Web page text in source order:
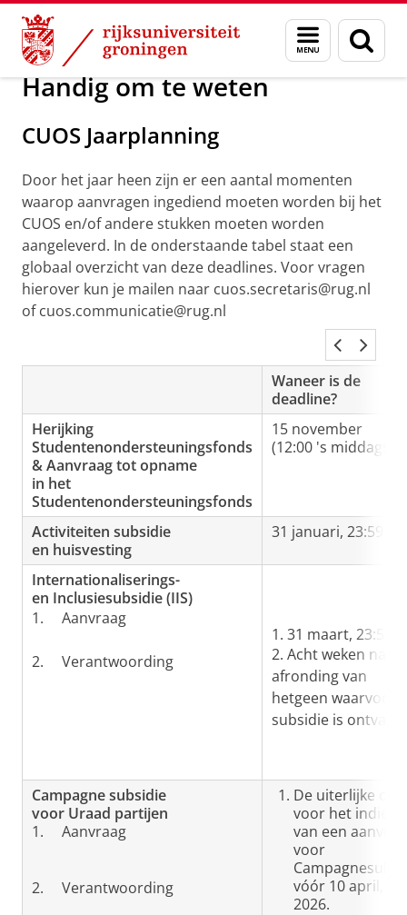
Skip
Content
Skip
Navigation
Menu
en
zoeken
Over ons CUOS
Handig om te weten
CUOS Jaarplanning
Door het jaar heen zijn er een aantal momenten
waarop aanvragen ingediend moeten worden bij het
CUOS en/of andere stukken moeten worden
aangeleverd. In de onderstaande tabel staat een
globaal overzicht van deze deadlines. Voor vragen
hierover kun je mailen naar cuos.secretaris@rug.nl
of cuos.communicatie@rug.nl
Waneer is de
deadline?
Herijking
Studentenondersteuningsfonds
& Aanvraag tot opname
in het
Studentenondersteuningsfonds
15 november
(12:00 's middags)
Activiteiten subsidie
en huisvesting
31 januari, 23:59
Internationaliserings-
en Inclusiesubsidie (IIS)
1. Aanvraag
2. Verantwoording
1. 31 maart, 23:59
2. Acht weken na
afronding van
hetgeen waarvoor
subsidie is
Campagne subsidie
voor Uraad partijen
1. Aanvraag
2. Verantwoording
De uiterlijke
voor het
van een
voor
vóór 10 april,
2026.